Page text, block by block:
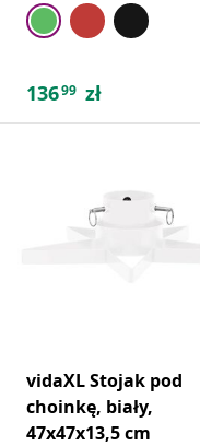
13699 zł
vidaXL Stojak pod
choinkę, biały,
47x47x13,5 cm